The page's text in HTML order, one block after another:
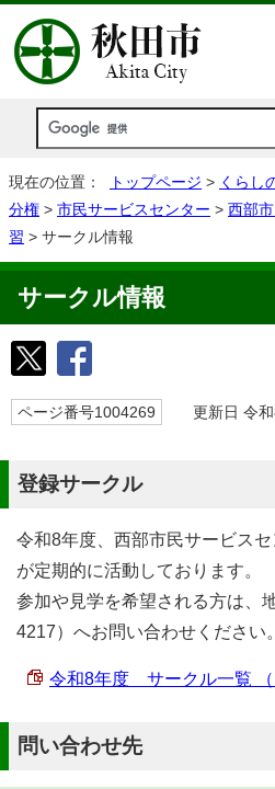
現在の位置： トップページ > くらし
分権 > 市民サービスセンター > 西部
習 > サークル情報
サークル情報
ページ番号1004269 更新日 令和
登録サークル
令和8年度、西部市民サービス
が定期的に活動しております。
参加や見学を希望される方は、
4217）へお問い合わせください。
令和8年度 サークル一覧 （
問い合わせ先